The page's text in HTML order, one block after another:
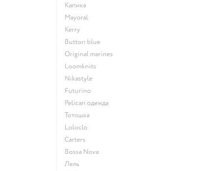
Капика
Mayoral
Kerry
Button blue
Original marines
Loomknits
Nikastyle
Futurino
Pelican одежда
Тотошка
Loloclo
Сarters
Bossa Nova
Лель